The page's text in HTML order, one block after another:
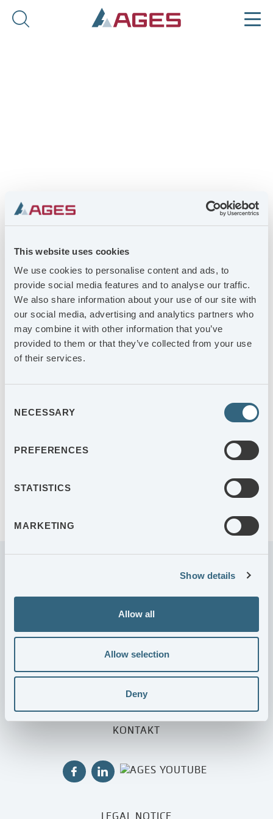
This website uses cookies
We use cookies to personalise content and ads, to
provide social media features and to analyse our traffic.
We also share information about your use of our site with
our social media, advertising and analytics partners who
may combine it with other information that you’ve
provided to them or that they’ve collected from your use
of their services.
Selection
NECESSARY
PREFERENCES
STATISTICS
MARKETING
Show details
Allow all
Allow selection
Deny
Östlings Verktyg
Östlings Verktyg är en ledande aktör inom
verktygstillverkning, så som provverktyg,
produktionsverktyg och lågserieproduktion.
ÖSTLING.SE
VÅRA ENHETER
KVALITET & MILJÖ
KARRIÄR
OM AGES
INVESTERARE
KONTAKT
LEGAL NOTICE